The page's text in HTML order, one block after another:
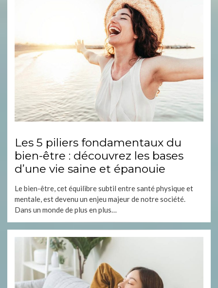
Les 5 piliers fondamentaux du
bien-être : découvrez les bases
d’une vie saine et épanouie
Le bien-être, cet équilibre subtil entre santé physique et
mentale, est devenu un enjeu majeur de notre société.
Dans un monde de plus en plus…